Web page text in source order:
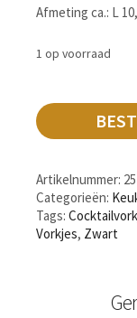
Afmeting ca.: L
1 op voorraad
Artikelnummer:
Categorieën:
Tags:
Vorkjes, Zwart